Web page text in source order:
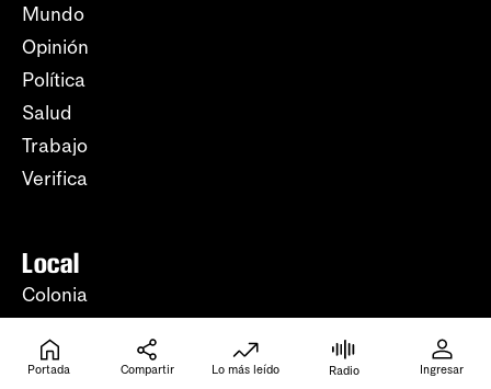
Mundo
Opinión
Política
Salud
Trabajo
Verifica
Local
Colonia
Paysandú
Portada Compartir Lo más leído Radio Ingresar